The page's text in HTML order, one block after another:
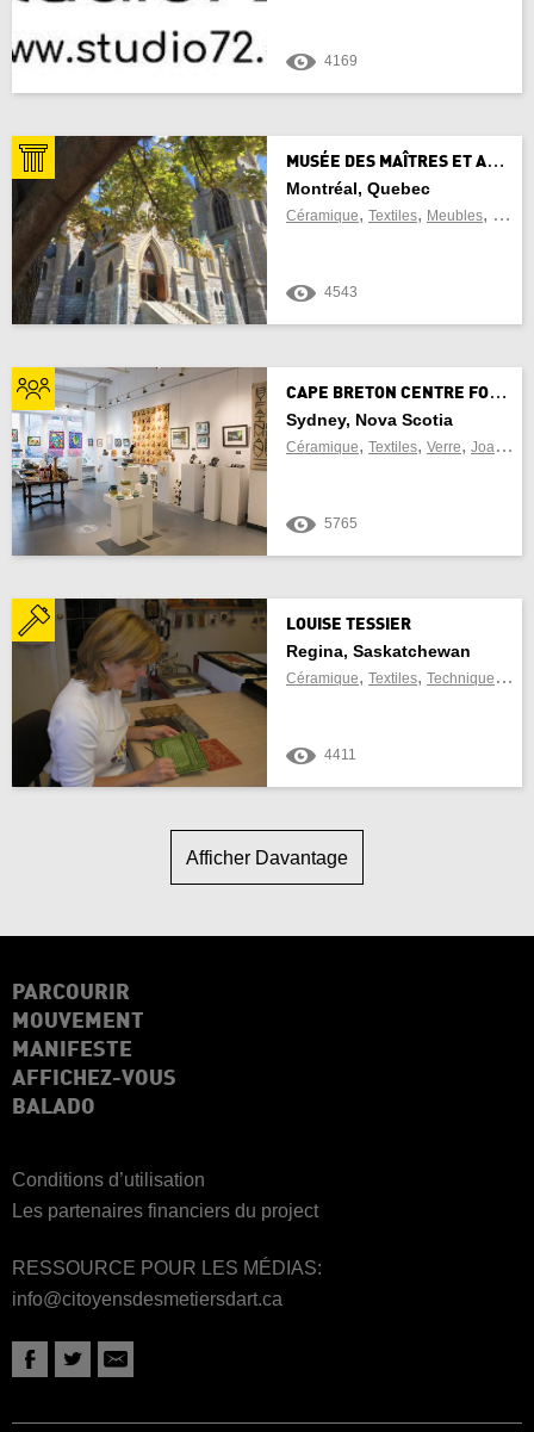
4169
M
USÉE DES MAÎTRES ET ARTISANS DU QUÉBEC
Montréal, Quebec
Céramique, Textiles, Meubles, Verre
4543
C
APE BRETON CENTRE FOR CRAFT AND DESIGN
Sydney, Nova Scotia
Céramique, Textiles, Verre, Joaillerie
5765
LOUISE TESSIER
Regina, Saskatchewan
Céramique, Textiles, Techniques mixtes
4411
Afficher Davantage
PARCOURIR
MOUVEMENT
MANIFESTE
AFFICHEZ-VOUS
BALADO
Conditions d’utilisation
Les partenaires financiers du project
RESSOURCE POUR LES MÉDIAS:
info@citoyensdesmetiersdart.ca